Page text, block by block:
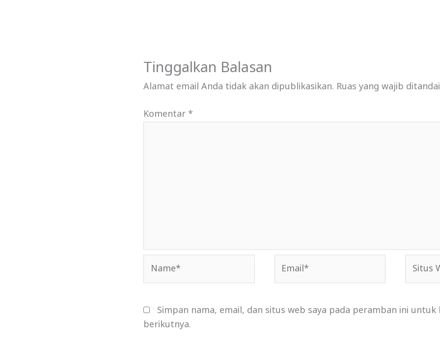
Tinggalkan Balasan
Alamat email Anda tidak akan dipublikasikan. Ruas yang wajib
Komentar *
Web
Simpan nama, email, dan situs web saya pada peramban ini
berikutnya.